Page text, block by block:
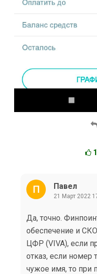
Павел
21 Март 2022
Да, точно.
обеспечение и
ЦФР (VIVA), если
отказ, если номер
чужое имя, то при